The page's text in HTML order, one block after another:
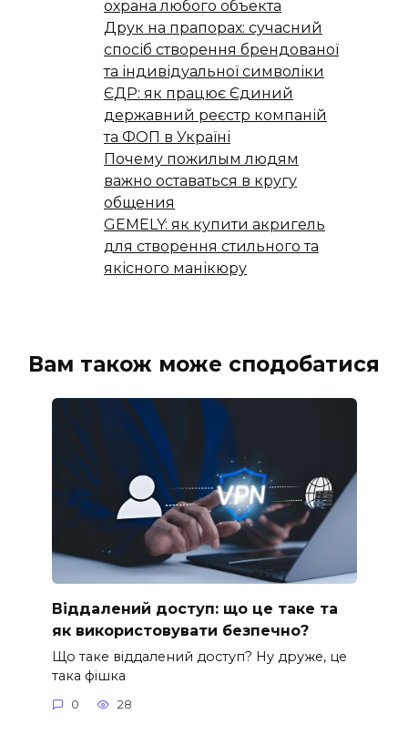
охрана любого объекта
Друк на прапорах: сучасний
спосіб створення брендованої
та індивідуальної символіки
ЄДР: як працює Єдиний
державний реєстр компаній
та ФОП в Україні
Почему пожилым людям
важно оставаться в кругу
общения
GEMELY: як купити акригель
для створення стильного та
якісного манікюру
Вам також може сподобатися
Віддалений доступ: що це таке та
як використовувати безпечно?
Що таке віддалений доступ? Ну друже, це
така фішка
0 28